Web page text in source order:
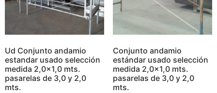
Ud Conjunto andamio
estandar usado selección
medida 2,0×1,0 mts.
pasarelas de 3,0 y 2,0
mts.
Conjunto andamio
estándar usado selección
medida 2,0×1,0 mts.
pasarelas de 3,0 y 2,0
mts.